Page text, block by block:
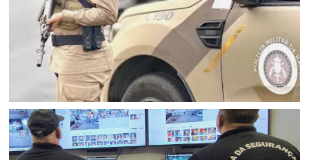
ANDORINHA
Menor envolvido em homicídio é apreendido pela PM na
cidade de Andorinha (BA)